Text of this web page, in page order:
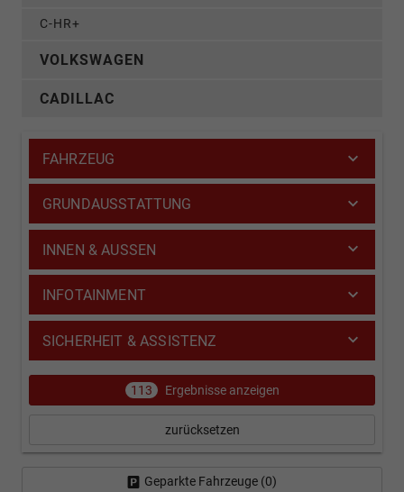
C-HR+
VOLKSWAGEN
CADILLAC
FAHRZEUG
GRUNDAUSSTATTUNG
INNEN & AUSSEN
INFOTAINMENT
SICHERHEIT & ASSISTENZ
113 Ergebnisse anzeigen
zurücksetzen
Geparkte Fahrzeuge (0)